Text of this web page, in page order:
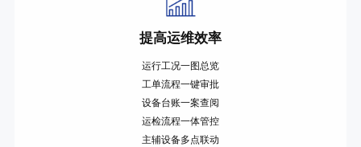
提高运维效率
运行工况一图总览
工单流程一键审批
设备台账一案查阅
运检流程一体管控
主辅设备多点联动